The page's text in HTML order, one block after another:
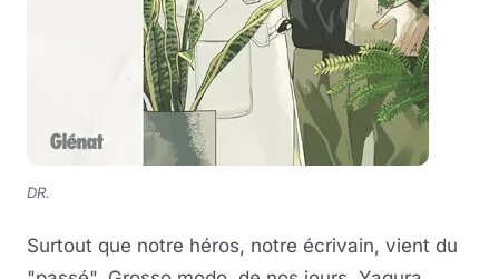
DR.
Surtout que notre héros, notre écrivain, vient du